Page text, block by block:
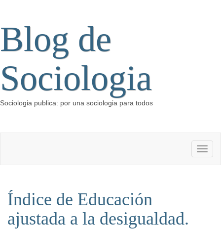
Blog de
Sociologia
Sociologia publica: por una sociologia para todos
Índice de Educación
ajustada a la desigualdad.